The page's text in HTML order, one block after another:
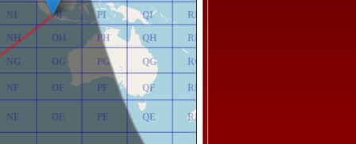
NE
NF
NG
NH
NI
OE
OF
OG
OH
OI
PE
PF
PG
PH
PI
QE
QF
QG
QH
QI
RE
RF
RG
RH
RI